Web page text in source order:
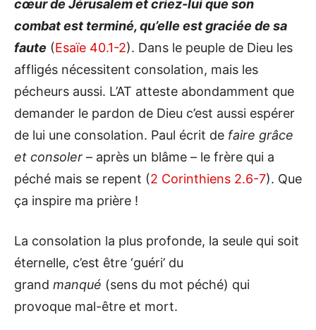
cœur de Jérusalem et criez-lui que son
combat est terminé, qu’elle est graciée de sa
faute (Esaïe 40.1-2). Dans le peuple de Dieu les
affligés nécessitent consolation, mais les
pécheurs aussi. L’AT atteste abondamment que
demander le pardon de Dieu c’est aussi espérer
de lui une consolation. Paul écrit de faire grâce
et consoler – après un blâme – le frère qui a
péché mais se repent (2 Corinthiens 2.6-7). Que
ça inspire ma prière !
La consolation la plus profonde, la seule qui soit
éternelle, c’est être ‘guéri’ du
grand manqué (sens du mot péché) qui
provoque mal-être et mort.